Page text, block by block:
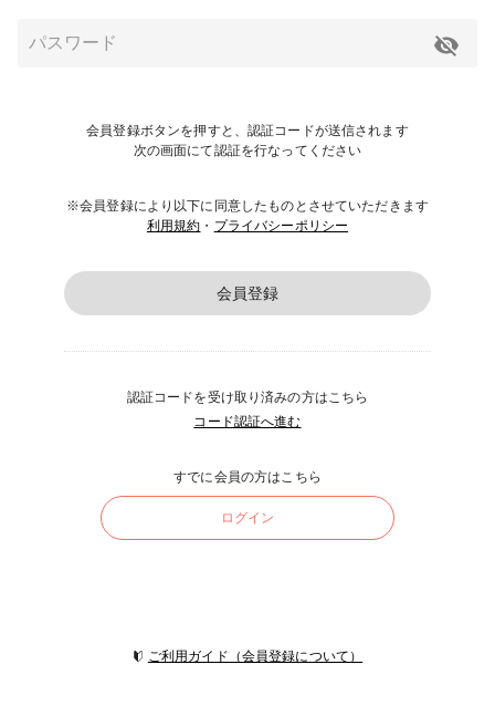
会員登録ボタンを押すと、認証コードが送信されます
次の画面にて認証を行なってください
※会員登録により以下に同意したものとさせていただきます
利用規約 ・ プライバシーポリシー
会員登録
認証コードを受け取り済みの方はこちら
コード認証へ進む
すでに会員の方はこちら
ログイン
ご利用ガイド（会員登録について）